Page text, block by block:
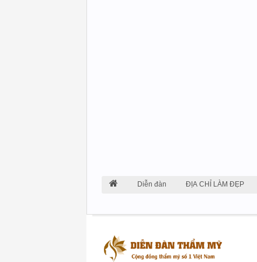
Diễn đàn ĐỊA CHỈ LÀM ĐẸP